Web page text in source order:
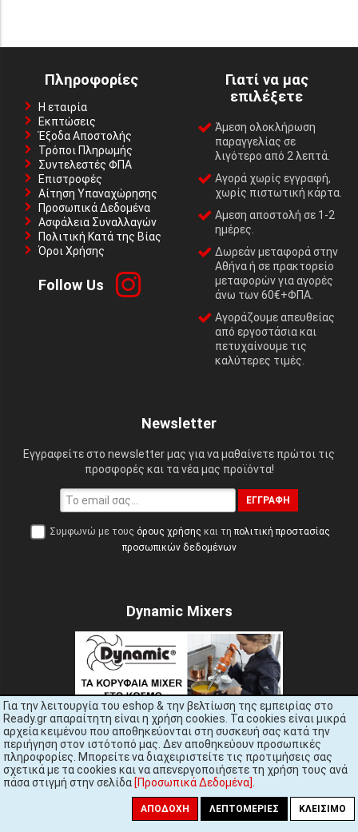
Για την λειτουργία του eshop & την βελτίωση της εμπειρίας στο
Ready.gr απαραίτητη είναι η χρήση cookies. Τα cookies είναι μικρά
αρχεία κειμένου που αποθηκεύονται στη συσκευή σας κατά την
περιήγηση στον ιστότοπό μας. Δεν αποθηκεύουν προσωπικές
πληροφορίες. Μπορείτε να διαχειριστείτε τις προτιμήσεις σας
σχετικά με τα cookies και να απενεργοποιήσετε τη χρήση τους ανά
πάσα στιγμή στην σελίδα [Προσωπικά Δεδομένα]
ΑΠΟΔΟΧΉ ΛΕΠΤΟΜΈΡΙΕΣ ΚΛΕΊΣΙΜΟ
Πληροφορίες
Η εταιρία
Εκπτώσεις
Έξοδα Αποστολής
Τρόποι Πληρωμής
Συντελεστές ΦΠΑ
Επιστροφές
Αίτηση Υπαναχώρησης
Προσωπικά Δεδομένα
Ασφάλεια Συναλλαγών
Πολιτική Κατά της Βίας
Όροι Χρήσης
Follow Us
Γιατί να μας
επιλέξετε
Άμεση ολοκλήρωση
παραγγελίας σε
λιγότερο από 2 λεπτά.
Αγορά χωρίς εγγραφή,
χωρίς πιστωτική κάρτα.
Αμεση αποστολή σε 1-2
ημέρες.
Δωρεάν μεταφορά στην
Αθήνα ή σε πρακτορείο
μεταφορών για αγορές
άνω των 60€+ΦΠΑ.
Αγοράζουμε απευθείας
από εργοστάσια και
πετυχαίνουμε τις
καλύτερες τιμές.
Newsletter
Εγγραφείτε στο newsletter μας για να μαθαίνετε πρώτοι τις
προσφορές και τα νέα μας προϊόντα!
ΕΓΓΡΑΦΉ
Συμφωνώ με τους όρους χρήσης και τη πολιτική προστασίας
προσωπικών δεδομένων
Dynamic Mixers
Welcome trays